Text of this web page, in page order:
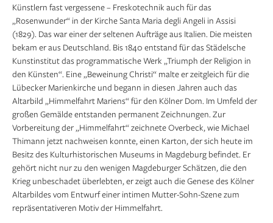
Künstlern fast vergessene – Freskotechnik auch für das
„Rosenwunder“ in der Kirche Santa Maria degli Angeli in Assisi
(1829). Das war einer der seltenen Aufträge aus Italien. Die meisten
bekam er aus Deutschland. Bis 1840 entstand für das Städelsche
Kunstinstitut das programmatische Werk „Triumph der Religion in
den Künsten“. Eine „Beweinung Christi“ malte er zeitgleich für die
Lübecker Marienkirche und begann in diesen Jahren auch das
Altarbild „Himmelfahrt Mariens“ für den Kölner Dom. Im Umfeld der
großen Gemälde entstanden permanent Zeichnungen. Zur
Vorbereitung der „Himmelfahrt“ zeichnete Overbeck, wie Michael
Thimann jetzt nachweisen konnte, einen Karton, der sich heute im
Besitz des Kulturhistorischen Museums in Magdeburg befindet. Er
gehört nicht nur zu den wenigen Magdeburger Schätzen, die den
Krieg unbeschadet überlebten, er zeigt auch die Genese des Kölner
Altarbildes vom Entwurf einer intimen Mutter-Sohn-Szene zum
repräsentativeren Motiv der Himmelfahrt.